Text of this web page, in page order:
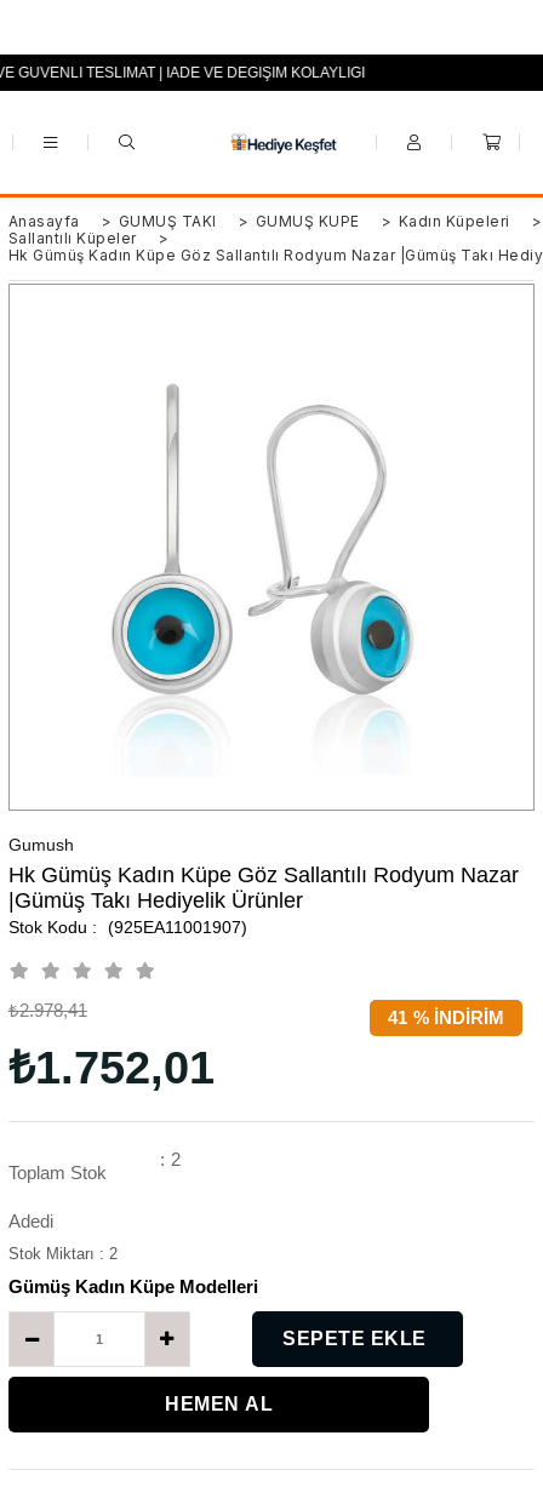
+90 (0553) 694 94 70
GÜVENLİ TESLİMAT | İADE VE DEĞİŞİM KOLAYLIĞI
Anasayfa > GÜMÜŞ TAKI > GÜMÜŞ KÜPE > Kadın Küpeleri
>
Sallantılı Küpeler
>
Hk Gümüş Kadın Küpe Göz Sallantılı Rodyum Nazar |Gümüş Takı
Gumush
Hk Gümüş Kadın Küpe Göz Sallantılı Rodyum Nazar
|Gümüş Takı Hediyelik Ürünler
(925EA11001907)
%
41 İNDIRIM
₺2.978,41
₺1.752,01
Toplam Stok
Adedi
: 2
Stok Miktarı : 2
Gümüş Kadın Küpe Modelleri